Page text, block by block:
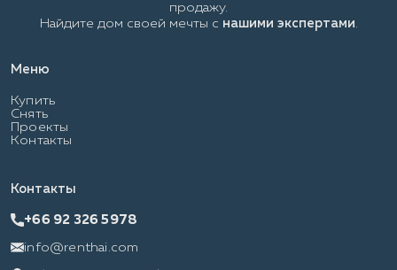
Меню
Купить
Снять
Проекты
Контакты
продажу.
Найдите дом своей мечты с нашими экспертами
Контакты
+66 92 326 5978
info@renthai.com